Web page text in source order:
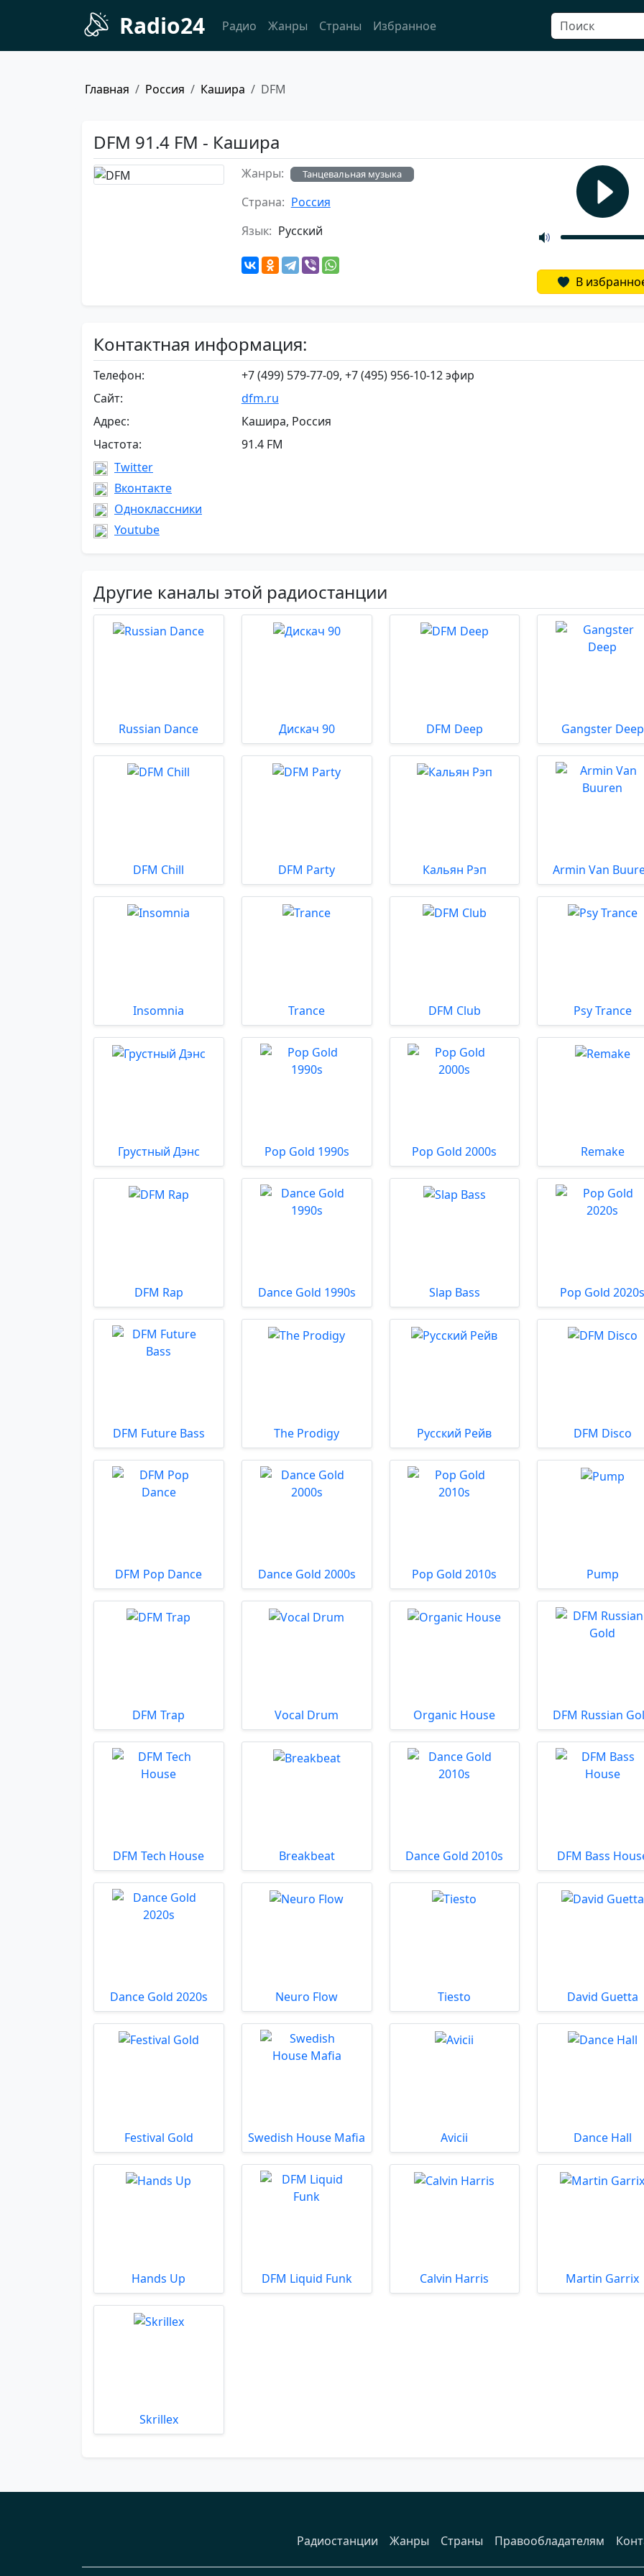
Radio24 Радио Жанры Страны Избранное
Главная Россия Кашира DFM
DFM 91.4 FM - Кашира
Жанры: Танцевальная музыка
Страна: Россия
Язык: Русский
В
Контактная информация:
Телефон:
+7 (499) 579-77-09, +7 (495) 956-10-12 эфир
Сайт:
dfm.ru
Адрес:
Кашира, Россия
Частота:
91.4 FM
Twitter
Вконтакте
Одноклассники
Youtube
Другие каналы этой радиостанции
Russian Dance Дискач 90 DFM Deep Gangster Deep
DFM Chill DFM Party Кальян Рэп Armin Van
Insomnia Trance DFM Club Psy Trance
Грустный Дэнс Pop Gold 1990s Pop Gold 2000s Remake
DFM Rap Dance Gold 1990s Slap Bass Pop Gold
DFM Future Bass The Prodigy Русский Рейв DFM Disco
DFM Pop Dance Dance Gold 2000s Pop Gold 2010s Pump
DFM Trap Vocal Drum Organic House DFM Russian
DFM Tech House Breakbeat Dance Gold 2010s DFM Bass
Dance Gold 2020s Neuro Flow Tiesto David Guetta
Festival Gold Swedish House Mafia Avicii Dance Hall
Hands Up DFM Liquid Funk Calvin Harris Martin Garrix
Skrillex
Радиостанции Жанры Страны Правообладателям